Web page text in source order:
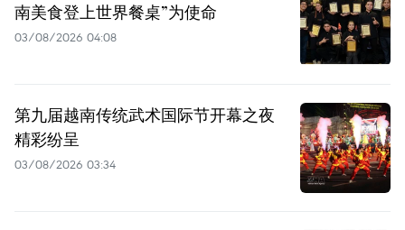
南美食登上世界餐桌”为使命
03/08/2026 04:08
第九届越南传统武术国际节开幕之夜
精彩纷呈
03/08/2026 03:34